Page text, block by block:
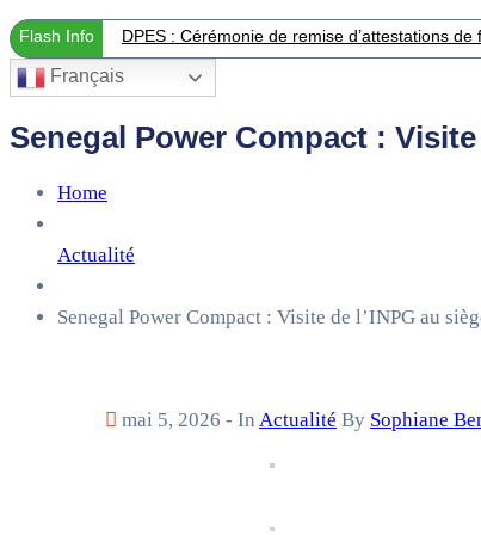
Flash Info DPES : Cérémonie de remise d’attestations
Français
Senegal Power Compact : Visite
Home
Actualité
Senegal Power Compact : Visite de l’INPG au
mai 5, 2026 - In Actualité By Sophiane